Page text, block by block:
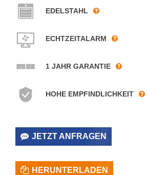
EDELSTAHL
ECHTZEITALARM
1 JAHR GARANTIE
HOHE EMPFINDLICHKEIT
JETZT ANFRAGEN
HERUNTERLADEN